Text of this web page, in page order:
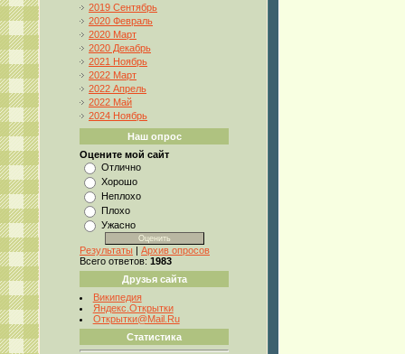
2019 Сентябрь
2020 Февраль
2020 Март
2020 Декабрь
2021 Ноябрь
2022 Март
2022 Апрель
2022 Май
2024 Ноябрь
Наш опрос
Оцените мой сайт
Отлично
Хорошо
Неплохо
Плохо
Ужасно
Результаты | Архив опросов
Всего ответов: 1983
Друзья сайта
Википедия
Яндекс.Открытки
Открытки@Mail.Ru
Статистика